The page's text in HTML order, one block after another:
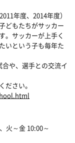
年度、2014年度）
どもたちがサッカー
。サッカーが上手く
いという子も毎年た
や、選手との交流イ
ださい。
火～金 10:00～